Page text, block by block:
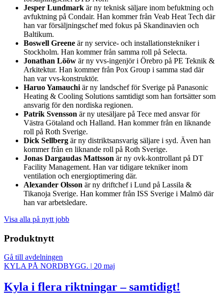
Jesper Lundmark är ny teknisk säljare inom befuktning och
avfuktning på Condair. Han kommer från Veab Heat Tech där
han var försäljningschef med fokus på Skandinavien och
Baltikum.
Boswell Greene är ny service- och installationstekniker i
Stockholm. Han kommer från samma roll på Selecta.
Jonathan Lööw är ny vvs-ingenjör i Örebro på PE Teknik &
Arkitektur. Han kommer från Pox Group i samma stad där
han var vvs-konstruktör.
Haruo Yamauchi är ny landschef för Sverige på Panasonic
Heating & Cooling Solutions samtidigt som han fortsätter som
ansvarig för den nordiska regionen.
Patrik Svensson är ny utesäljare på Tece med ansvar för
Västra Götaland och Halland. Han kommer från en liknande
roll på Roth Sverige.
Dick Sellberg är ny distriktsansvarig säljare i syd. Även han
kommer från en liknande roll på Roth Sverige.
Jonas Dargaudas Mattsson är ny ovk-kontrollant på DT
Facility Management. Han var tidigare tekniker inom
ventilation och energioptimering där.
Alexander Olsson är ny driftchef i Lund på Lassila &
Tikanoja Sverige. Han kommer från ISS Sverige i Malmö där
han var arbetsledare.
Visa alla på nytt jobb
Produktnytt
Gå till avdelningen
KYLA PÅ NORDBYGG. | 20 maj
Kyla i flera riktningar – samtidigt!